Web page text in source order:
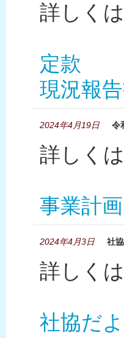
詳しく
定款
現況報
2024年4月19日 令
詳しく
事業計
2024年4月3日 社
詳しく
社協だ